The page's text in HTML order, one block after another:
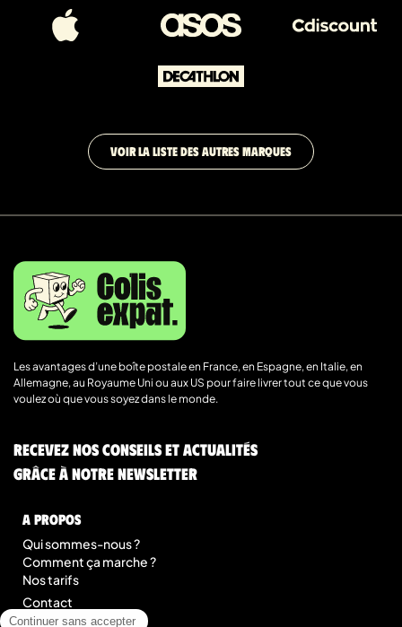
VOIR LA LISTE DES AUTRES MARQUES
Les avantages d’une boîte postale en France, en Espagne, en Italie, en
Allemagne, au Royaume Uni ou aux US pour faire livrer tout ce que vous
voulez où que vous soyez dans le monde.
Recevez nos conseils et actualités
grâce à notre newsletter
A Propos
Qui sommes-nous ?
Comment ça marche ?
Nos tarifs
Contact